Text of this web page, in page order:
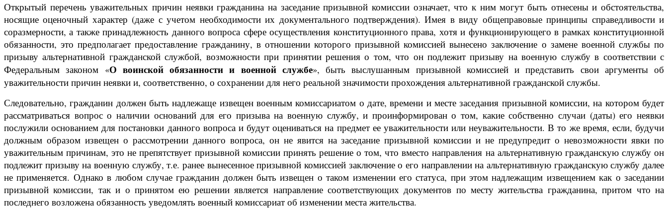
Открытый перечень уважительных причин неявки гражданина на заседание призывной комиссии означает, что к ним могут быть отнесены и обстоятельства,
носящие оценочный характер (даже с учетом необходимости их документального подтверждения). Имея в виду общеправовые принципы справедливости и
соразмерности, а также принадлежность данного вопроса сфере осуществления конституционного права, хотя и функционирующего в рамках конституционной
обязанности, это предполагает предоставление гражданину, в отношении которого призывной комиссией вынесено заключение о замене военной службы по
призыву альтернативной гражданской службой, возможности при принятии решения о том, что он подлежит призыву на военную службу в соответствии с
Федеральным законом «О воинской обязанности и военной службе», быть выслушанным призывной комиссией и представить свои аргументы об
уважительности причин неявки и, соответственно, о сохранении для него реальной значимости прохождения альтернативной гражданской службы.
Следовательно, гражданин должен быть надлежаще извещен военным комиссариатом о дате, времени и месте заседания призывной комиссии, на котором будет
рассматриваться вопрос о наличии оснований для его призыва на военную службу, и проинформирован о том, какие собственно случаи (даты) его неявки
послужили основанием для постановки данного вопроса и будут оцениваться на предмет ее уважительности или неуважительности. В то же время, если, будучи
должным образом извещен о рассмотрении данного вопроса, он не явится на заседание призывной комиссии и не предупредит о невозможности явки по
уважительным причинам, это не препятствует призывной комиссии принять решение о том, что вместо направления на альтернативную гражданскую службу он
подлежит призыву на военную службу, т.е. ранее вынесенное призывной комиссией заключение о его направлении на альтернативную гражданскую службу далее
не применяется. Однако в любом случае гражданин должен быть извещен о таком изменении его статуса, при этом надлежащим извещением как о заседании
призывной комиссии, так и о принятом ею решении является направление соответствующих документов по месту жительства гражданина, притом что на
последнего возложена обязанность уведомлять военный комиссариат об изменении места жительства.